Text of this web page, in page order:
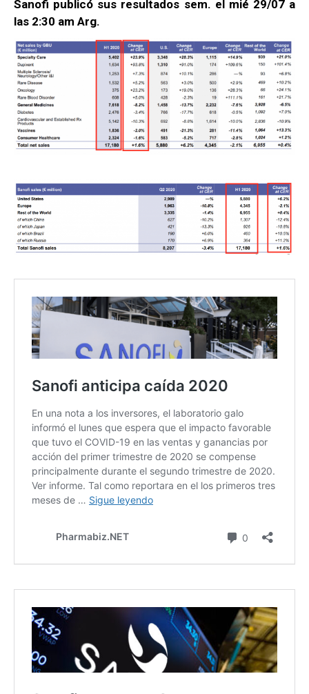
Sanofi publicó sus resultados sem. el mié 29/07 a
las 2:30 am Arg.